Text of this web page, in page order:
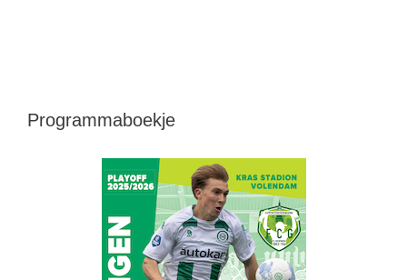
Programmaboekje